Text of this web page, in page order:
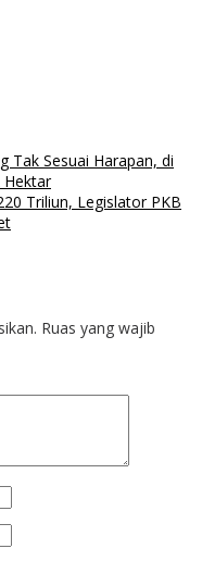
Tak Sesuai Harapan, di
Hektar
Triliun, Legislator PKB
Ruas yang wajib